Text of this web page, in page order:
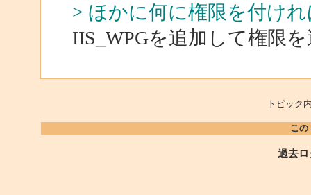
> ほかに何に権限を付け
IIS_WPGを追加して権限
トピッ
この
過去